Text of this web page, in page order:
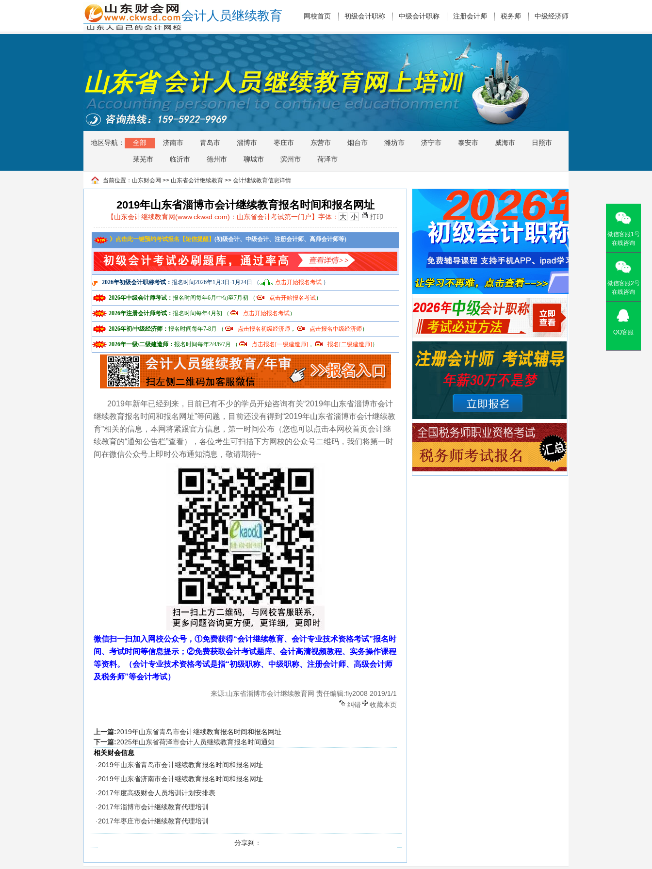
会计人员继续教育 网校首页 初级会计职称 中级会计职称 注册会计师 税务师 中级经济师
山东省
地区导航： 全部 济南市 青岛市 淄博市 枣庄市 东营市 烟台市 潍坊市 济宁市 泰安市 威海市 日照市
莱芜市 临沂市 德州市 聊城市 滨州市 荷泽市
当前位置： 山东财会网 >> 山东省会计继续教育 >> 会计继续教育信息详情
2019年山东省淄博市会计继续教育报名时间和报名网址
【山东会计继续教育网(www.ckwsd.com)：山东省会计考试第一门户】 字体： 大 小 打印
》点击此一键预约考试报名【短信提醒】 (初级会计、中级会计、注册会计师、高师会计师等)
2026年初级会计职称考试： 报名时间2026年1月3日-1月24日 （ 点击开始报名考试）
2026年中级会计师考试： 报名时间每年6月中旬至7月初 （ 点击开始报名考试）
2026年注册会计师考试： 报名时间每年4月初 （ 点击开始报名考试）
2026年初/中级经济师： 报名时间每年7-8月 （ 点击报名初级经济师， 点击报名中级经济师）
2026年一级/二级建造师： 报名时间每年2/4/6/7月 （ 点击报名[一级建造师] ， 报名[二级建造师] ）
2019年新年已经到来，目前已有不少的学员开始咨询有关“2019年山东省淄博市会计
继续教育报名时间和报名网址”等问题，目前还没有得到“2019年山东省淄博市会计继续教
育”相关的信息，本网将紧跟官方信息，第一时间公布（您也可以点击本网校首页会计继
续教育的“通知公告栏”查看），各位考生可扫描下方网校的公众号二维码，我们将第一时
间在微信公众号上即时公布通知消息，敬请期待~
微信扫一扫加入网校公众号，①免费获得“会计继续教育、会计专业技术资格考试”报名时
间、考试时间等信息提示；②免费获取会计考试题库、会计高清视频教程、实务操作课程
等资料。（会计专业技术资格考试是指“初级职称、中级职称、注册会计师、高级会计师
及税务师”等会计考试）
来源:山东省淄博市会计继续教育网 责任编辑:fly2008 2019/1/1
纠错
收藏本页
上一篇:2019年山东省青岛市会计继续教育报名时间和报名网址
下一篇:2025年山东省荷泽市会计人员继续教育报名时间通知
相关财会信息
·2019年山东省青岛市会计继续教育报名时间和报名网址
·2019年山东省济南市会计继续教育报名时间和报名网址
·2017年度高级财会人员培训计划安排表
·2017年淄博市会计继续教育代理培训
·2017年枣庄市会计继续教育代理培训
分享到：
微信客服1号
在线咨询
微信客服2号
在线咨询
QQ客服